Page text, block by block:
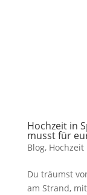
Hochzeit in
musst für
Blog, Hochzeit
Du träumst
am Strand,